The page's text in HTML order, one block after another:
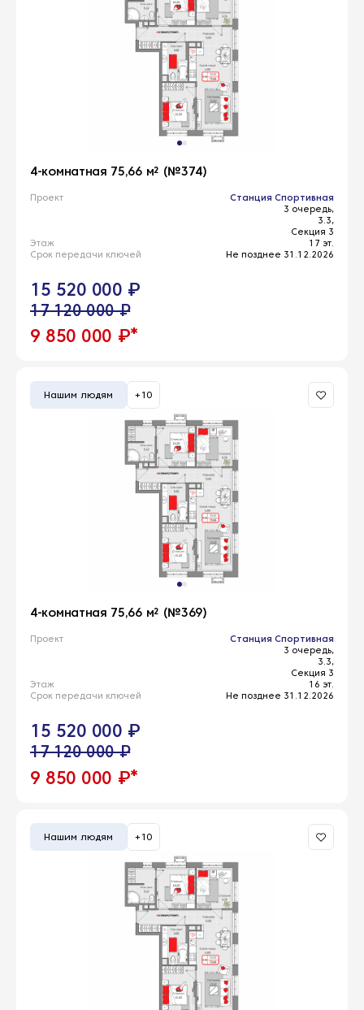
4-комнатная 75,66 м² (№374)
Проект
Станция Спортивная
3 очередь,
3.3,
Секция 3
Этаж
17 эт.
Срок передачи ключей
Не позднее 31.12.2026
15 520 000 ₽
17 120 000 ₽
9 850 000 ₽*
Нашим людям +10
4-комнатная 75,66 м² (№369)
Проект
Станция Спортивная
3 очередь,
3.3,
Секция 3
Этаж
16 эт.
Срок передачи ключей
Не позднее 31.12.2026
15 520 000 ₽
17 120 000 ₽
9 850 000 ₽*
Нашим людям +10